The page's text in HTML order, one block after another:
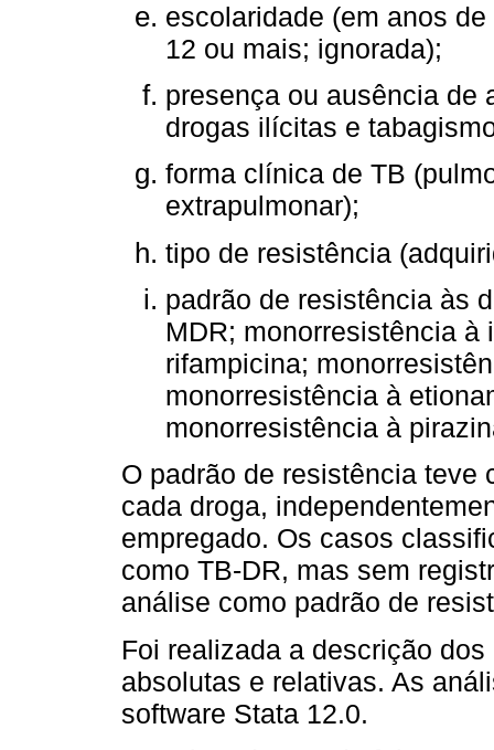
escolaridade (em anos
12 ou mais; ignorada);
presença ou ausência de
drogas ilícitas e
forma clínica de TB
extrapulmonar);
tipo de resistência
padrão de resistência às
MDR; monorresistência
rifampicina;
monorresistência à
monorresistência à
O padrão de resistência teve
cada droga,
empregado. Os casos
como TB-DR, mas sem
análise como padrão de
Foi realizada a descrição
absolutas e relativas. As
software Stata 12.0.